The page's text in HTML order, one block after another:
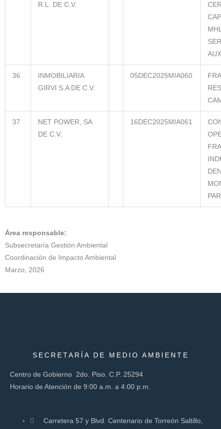
R.L. DE C.V.
36
INMOBILIARIA
GIRVI S.A DE C.V.
05DEC2025MIA060
37
NET POWER, SA
DE C.V.
16DEC2025MIA061
Área responsable:
Subsecretaría Gestión Ambiental
Coordinación de Impacto Ambiental
Marzo, 2026
SECRETARÍA DE MEDIO AMBIENTE
Centro de Gobierno 2do. Piso. C.P. 25294
Horario de Atención de 9:00 a.m. a 4:00 p.m.
Carretera 57 y Blvd. Centenario de Torreón Saltillo,